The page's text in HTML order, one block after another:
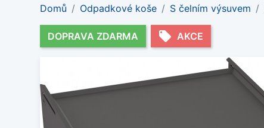
Domů Odpadkové koše S čelním výsuvem
DOPRAVA ZDARMA local_offer AKCE